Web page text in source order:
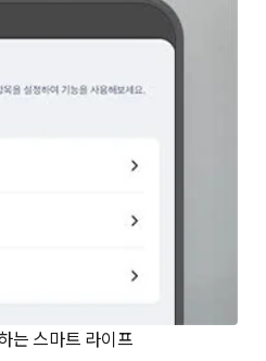
는 스마트 라이프